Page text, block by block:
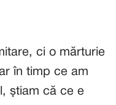
ci o mărturie
în timp ce am
știam că ce e